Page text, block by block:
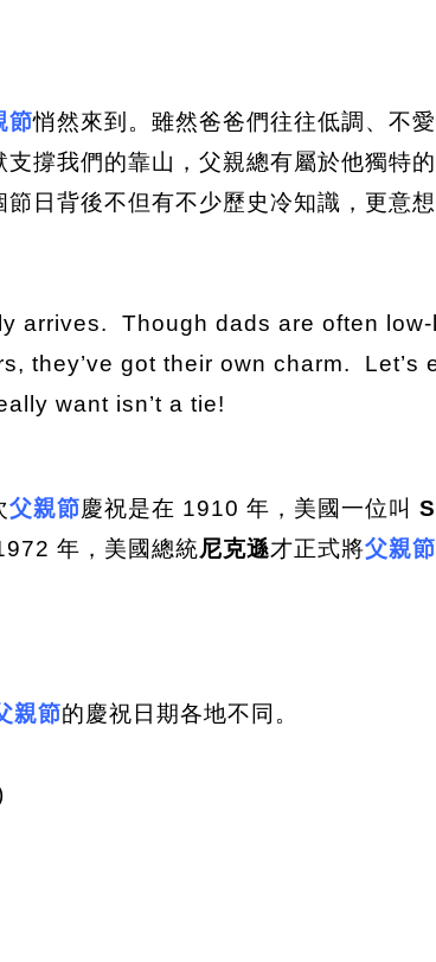
節悄然來到。雖然爸爸們往往低調、不
撐我們的靠山，父親總有屬於他獨特
節日背後不但有不少歷史冷知識，更意
arrives. Though dads are often
they’ve got their own charm. Let’s
want isn’t a tie!
父親節慶祝是在 1910 年，美國一位叫
年，美國總統尼克遜才正式將父親節
親節的慶祝日期各地不同。